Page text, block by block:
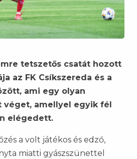
tetszetős csatát hozott
az FK Csíkszereda és a
ami egy olyan
véget, amellyel egyik fél
elégedett.
a volt játékos és edző,
miatti gyászszünettel